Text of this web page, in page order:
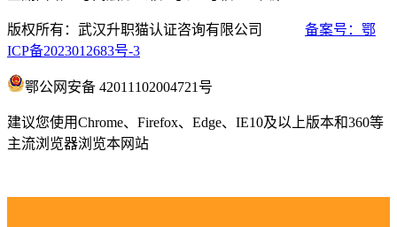
版权所有：武汉升职猫认证咨询有限公司 备案号：鄂
ICP备2023012683号-3
鄂公网安备 42011102004721号
建议您使用Chrome、Firefox、Edge、IE10及以上版本和360等
主流浏览器浏览本网站